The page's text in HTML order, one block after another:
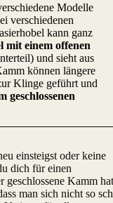
Modelle
verschiedenen
kann ganz
mit einem offenen
und sieht aus
können längere
Klinge geführt und
geschlossenen
einsteigst oder keine
dich für einen
geschlossene Kamm hat
man sich nicht so